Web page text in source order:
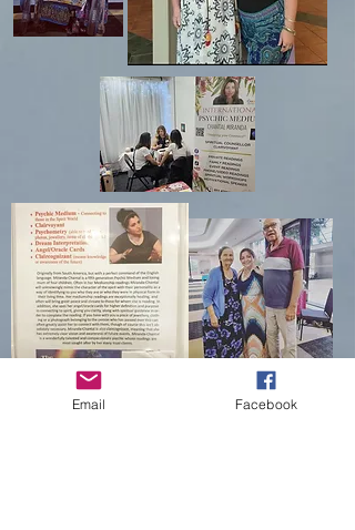
Email Facebook